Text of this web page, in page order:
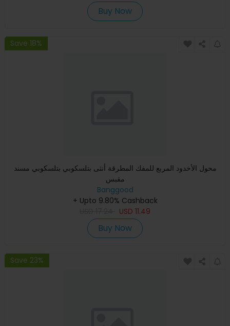
Buy Now
Save 18%
محول الأخدود المربع للمفك المطرقة أنثى بتلسكوبي بتلسكوبي مسند
مقبس
Banggood
+ Upto 9.80% Cashback
USD 11.49
Buy Now
Save 23%